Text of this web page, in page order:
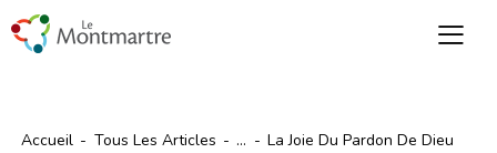
Accueil Tous Les Articles ... La Joie Du Pardon De Dieu